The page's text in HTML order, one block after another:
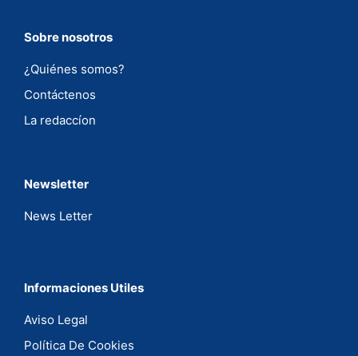
Sobre nosotros
¿Quiénes somos?
Contáctenos
La redaccíon
Newsletter
News Letter
Informaciones Utiles
Aviso Legal
Política De Cookies